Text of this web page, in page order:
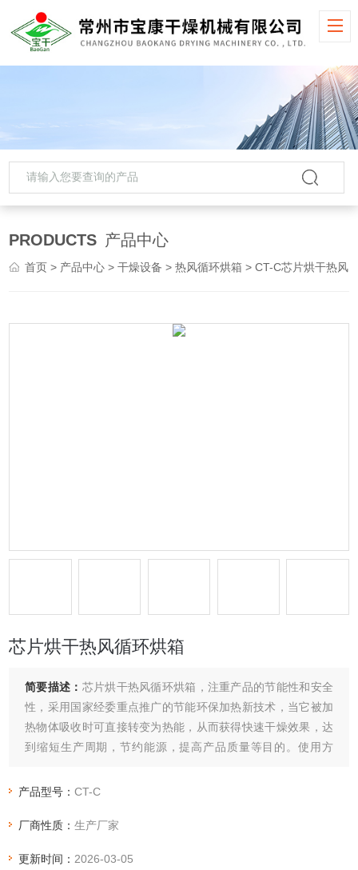
PRODUCTS 产品中心
首页 > 产品中心 >干燥设备 >热风循环烘箱 > CT-C芯片烘干热风循环烘箱
芯片烘干热风循环烘箱
简要描述： 芯片烘干热风循环烘箱，注重产品的节能性和安全
性，采用国家经委重点推广的节能环保加热新技术，当它被加
热物体吸收时可直接转变为热能，从而获得快速干燥效果，达
到缩短生产周期，节约能源，提高产品质量等目的。使用方
工农业，卫生，塑料机械，大专院校和科研部门的生产车间或
产品型号：CT-C
厂商性质：生产厂家
更新时间： 2026-03-05